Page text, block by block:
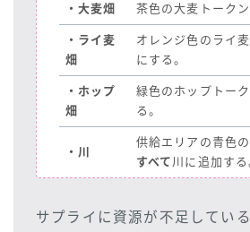
・大麦畑 茶色の大麦トーク
・ライ麦
畑
オレンジ色のライ
にする。
・ホップ
畑
緑色のホップトー
る。
・川
供給エリアの青色
すべて 川に追加する
サプライに資源が不足してい